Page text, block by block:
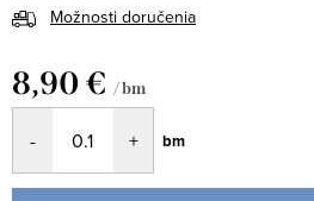
Možnosti doručenia
8,90 € / bm
cena:
bm